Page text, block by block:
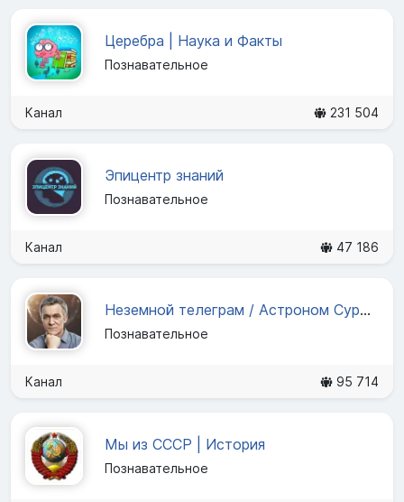
Церебра | Наука и Факты
Познавательное
Канал 231 504
Эпицентр знаний
Познавательное
Канал 47 186
Неземной телеграм / Астроном Сурдин
Познавательное
Канал 95 714
Мы из СССР | История
Познавательное